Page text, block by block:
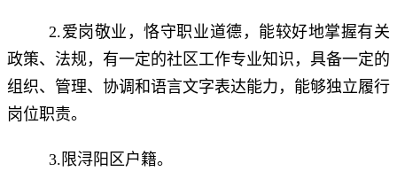
2.爱岗敬业，恪守职业道德，能较好地掌握有关
政策、法规，有一定的社区工作专业知识，具备一定的
组织、管理、协调和语言文字表达能力，能够独立履行
岗位职责。
3.限浔阳区户籍。